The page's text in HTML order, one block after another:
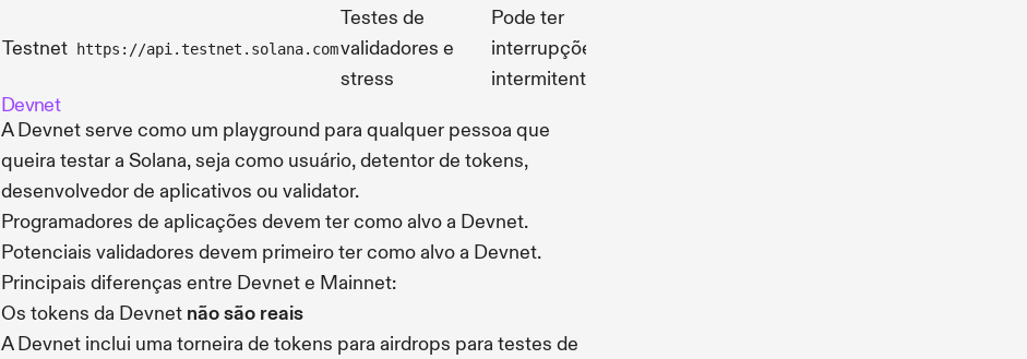
Testnet https://api.testnet.solana.com
Testes de
validadores e
stress
Pode ter
interrupções
intermitentes
Devnet
A Devnet serve como um playground para qualquer pessoa que
queira testar a Solana, seja como usuário, detentor de tokens,
desenvolvedor de aplicativos ou validator.
Programadores de aplicações devem ter como alvo a Devnet.
Potenciais validadores devem primeiro ter como alvo a Devnet.
Principais diferenças entre Devnet e Mainnet:
Os tokens da Devnet não são reais
A Devnet inclui uma torneira de tokens para airdrops para testes de